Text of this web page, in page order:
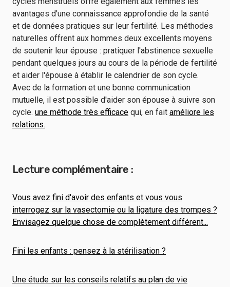
avantages d'une connaissance approfondie de la santé
et de données pratiques sur leur fertilité. Les méthodes
naturelles offrent aux hommes deux excellents moyens
de soutenir leur épouse : pratiquer l'abstinence sexuelle
pendant quelques jours au cours de la période de fertilité
et aider l'épouse à établir le calendrier de son cycle.
Avec de la formation et une bonne communication
mutuelle, il est possible d'aider son épouse à suivre son
cycle. une méthode très efficace qui, en fait améliore les
relations.
Lecture complémentaire :
Vous avez fini d'avoir des enfants et vous vous
interrogez sur la vasectomie ou la ligature des trompes ?
Envisagez quelque chose de complètement différent...
Fini les enfants : pensez à la stérilisation ?
Une étude sur les conseils relatifs au plan de vie